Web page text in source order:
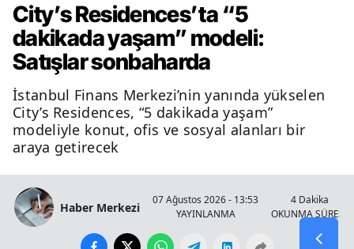
City’s Residences’ta “5
dakikada yaşam” modeli:
Satışlar sonbaharda
İstanbul Finans Merkezi’nin yanında yükselen
City’s Residences, “5 dakikada yaşam”
modeliyle konut, ofis ve sosyal alanları bir
araya getirecek
Haber Merkezi
07 Ağustos 2026 - 13:53
YAYINLANMA
4 Dakika
OKUNMA SÜRESİ